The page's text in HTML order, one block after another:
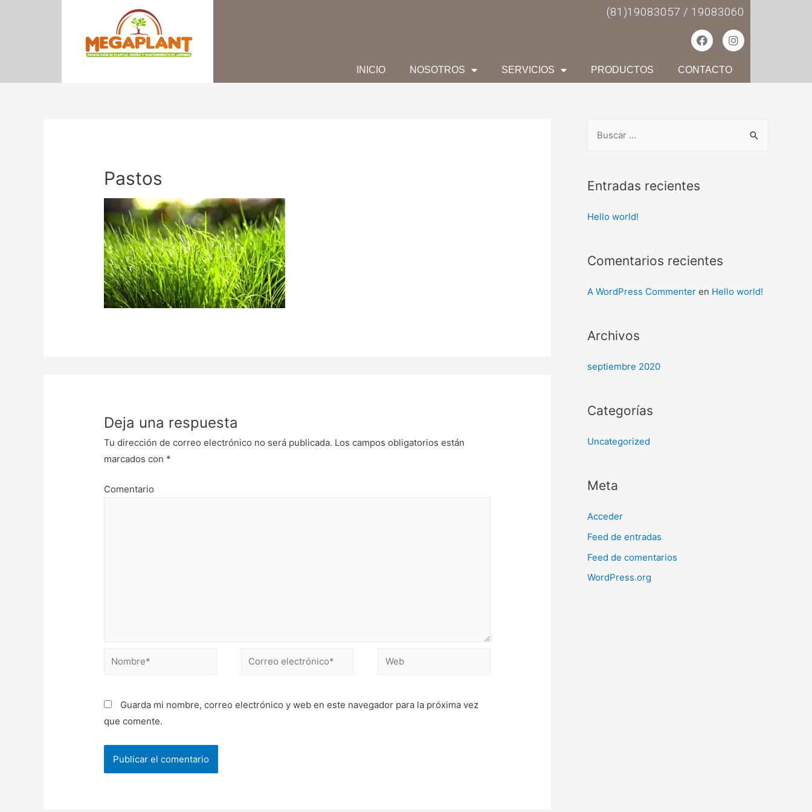
(81)19083057 / 19083060
INICIO NOSOTROS SERVICIOS PRODUCTOS CONTACTO
Pastos
Deja una respuesta
Tu dirección de correo electrónico no será publicada. Los campos obligatorios están
marcados con *
Comentario
Guarda mi nombre, correo electrónico y web en este navegador para la próxima vez
que comente.
Entradas recientes
Hello world!
Comentarios recientes
A WordPress Commenter en Hello world!
Archivos
septiembre 2020
Categorías
Uncategorized
Meta
Acceder
Feed de entradas
Feed de comentarios
WordPress.org